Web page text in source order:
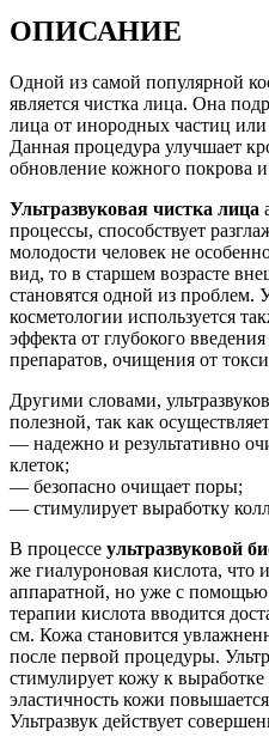
ОПИСАНИЕ
Одной из самой популярной
является чистка лица. Она
лица от инородных частиц
Данная процедура улучшает
обновление кожного покрова
Ультразвуковая чистка лица
процессы, способствует
молодости человек не
вид, то в старшем возрасте
становятся одной из проблем.
косметологии используется
эффекта от глубокого
препаратов, очищения от
Другими словами,
полезной, так как
— надежно и результативно
клеток;
— безопасно очищает поры;
— стимулирует выработку
В процессе ультразвуковой
же гиалуроновая кислота,
аппаратной, но уже с помощью
терапии кислота вводится
см. Кожа становится
после первой процедуры.
стимулирует кожу к выработке
эластичность кожи
Ультразвук действует